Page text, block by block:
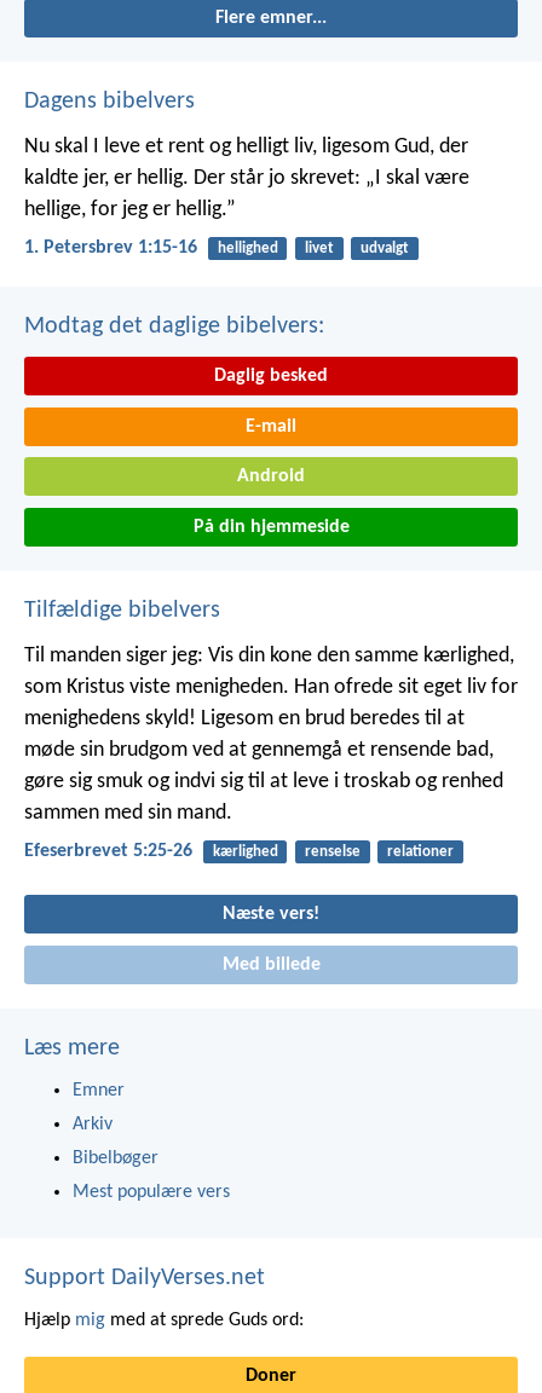
Flere emner...
Dagens bibelvers
Nu skal I leve et rent og helligt liv, ligesom Gud, der
kaldte jer, er hellig. Der står jo skrevet: „I skal være
hellige, for jeg er hellig.”
1. Petersbrev 1:15-16 hellighed livet udvalgt
Modtag det daglige bibelvers:
Daglig besked
E-mail
Android
På din hjemmeside
Tilfældige bibelvers
Til manden siger jeg: Vis din kone den samme kærlighed,
som Kristus viste menigheden. Han ofrede sit eget liv for
menighedens skyld! Ligesom en brud beredes til at
møde sin brudgom ved at gennemgå et rensende bad,
gøre sig smuk og indvi sig til at leve i troskab og renhed
sammen med sin mand.
Efeserbrevet 5:25-26 kærlighed renselse relationer
Næste vers!
Med billede
Læs mere
Emner
Arkiv
Bibelbøger
Mest populære vers
Support DailyVerses.net
Hjælp mig med at sprede Guds ord:
Doner